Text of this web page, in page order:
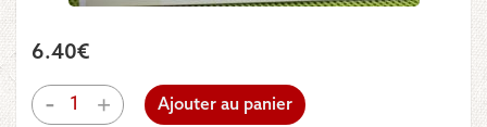
6.40€
-
quantité
de
+ Ajouter au panier